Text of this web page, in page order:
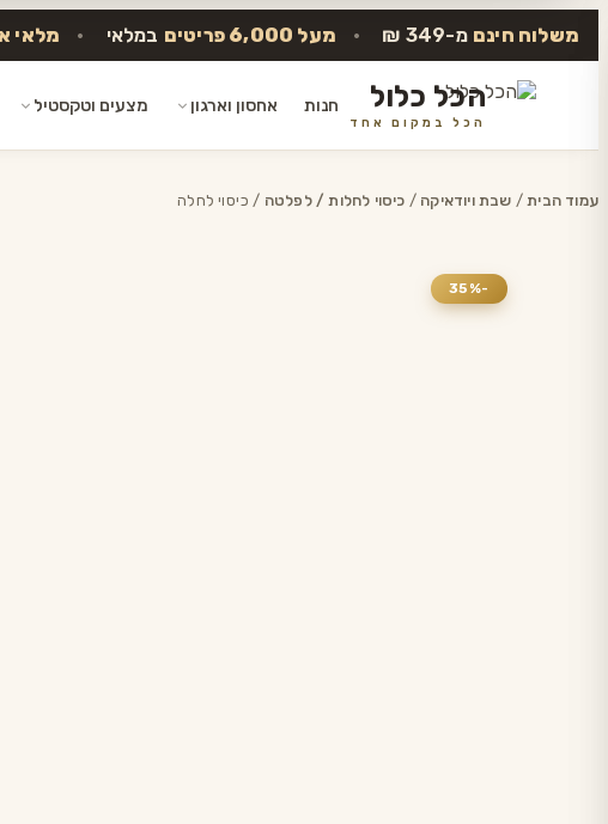
משלוח חינם מ-349 ₪ • מעל 6,000 פריטים במלאי • מלאי
הכל כלול
הכל במקום אחד
חנות אחסון וארגון מצעים וטקסטיל
עמוד הבית/ שבת ויודאיקה / כיסוי לחלות / לפלטה / כיסוי לחלה
-35%